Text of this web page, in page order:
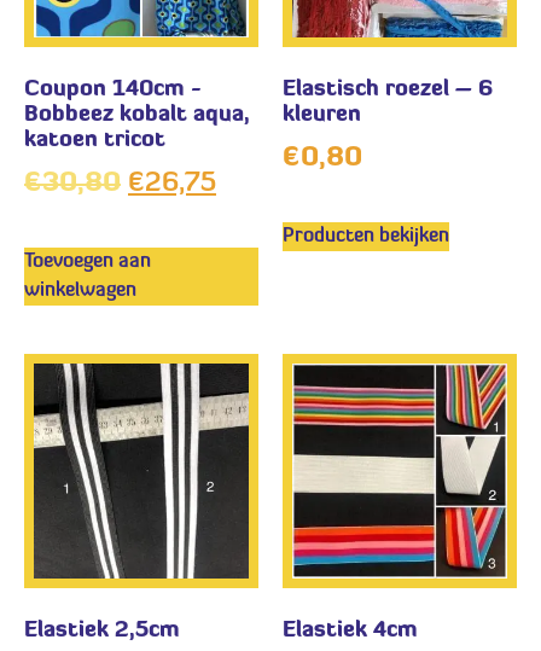
Coupon 140cm -
Bobbeez kobalt aqua,
katoen tricot
€30,80 €26,75
Toevoegen aan
winkelwagen
Elastisch roezel – 6
kleuren
€0,80
Producten bekijken
Elastiek 2,5cm Elastiek 4cm